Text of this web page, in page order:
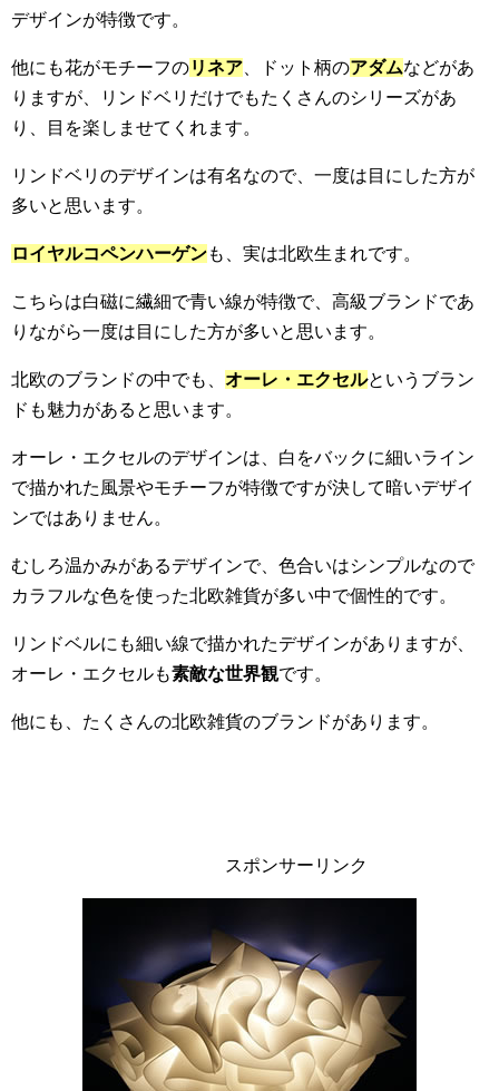
デザインが特徴です。
他にも花がモチーフのリネア 、ドット柄のアダムなどがあ
りますが、リンドベリだけでもたくさんのシリーズがあ
り、目を楽しませてくれます。
リンドベリのデザインは有名なので、一度は目にした方が
多いと思います。
ロイヤルコペンハーゲンも、実は北欧生まれです。
こちらは白磁に繊細で青い線が特徴で、高級ブランドであ
りながら一度は目にした方が多いと思います。
北欧のブランドの中でも、 オーレ・エクセルというブラン
ドも魅力があると思います。
オーレ・エクセルのデザインは、白をバックに細いライン
で描かれた風景やモチーフが特徴ですが決して暗いデザイ
ンではありません。
むしろ温かみがあるデザインで、色合いはシンプルなので
カラフルな色を使った北欧雑貨が多い中で個性的です。
リンドベルにも細い線で描かれたデザインがありますが、
オーレ・エクセルも素敵な世界観です。
他にも、たくさんの北欧雑貨のブランドがあります。
スポンサーリンク